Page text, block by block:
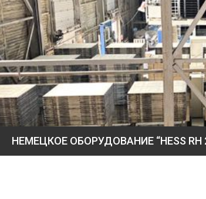
НЕМЕЦКОЕ ОБОРУДОВАНИЕ “HESS RH